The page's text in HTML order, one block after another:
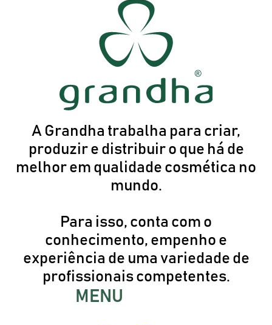
A Grandha trabalha para criar,
produzir e distribuir o que há de
melhor em qualidade cosmética no
mundo.
Para isso, conta com o
conhecimento, empenho e
experiência de uma variedade de
profissionais competentes.
MENU